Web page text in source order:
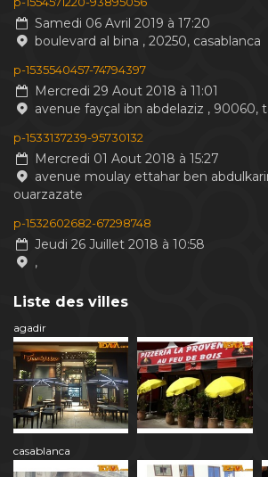
Samedi 06 Avril 2019 à 17:20
boulevard al bina , 20250, casablanca
p-1535540457-74794397
Mercredi 29 Aout 2018 à 11:01
avenue fayçal ibn abdelaziz , 90060,
p-1533137239-95730132
Mercredi 01 Aout 2018 à 15:27
avenue moulay ettahar ben
ouarzazate
p-1532602682-67298748
Jeudi 26 Juillet 2018 à 10:58
,
Liste des villes
agadir
casablanca